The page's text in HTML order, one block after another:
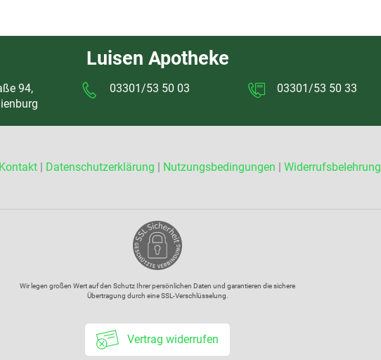
Luisen Apotheke
94,
03301/53 50 03 03301/53 50 33
Kontakt| Datenschutzerklärung | Nutzungsbedingungen | Widerrufsbelehrung
Wir legen großen Wert auf den Schutz Ihrer persönlichen Daten und garantieren die sichere
Übertragung durch eine SSL-Verschlüsselung.
Vertrag widerrufen